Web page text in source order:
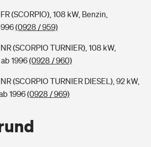
(SCORPIO), 108 kW, Benzin,
(0928 / 959)
(SCORPIO TURNIER), 108 kW,
1996(0928 / 960)
(SCORPIO TURNIER DIESEL), 92 kW,
1996(0928 / 969)